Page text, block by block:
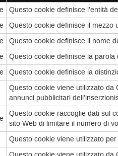
Questo cookie definisce l'entità
Questo cookie definisce il mezzo
Questo cookie definisce il nome
Questo cookie definisce la
Questo cookie definisce la
Questo cookie viene utilizzato
annunci pubblicitari
Questo cookie raccoglie dati sul
sito Web di limitare il numero di
Questo cookie viene utilizzato